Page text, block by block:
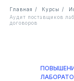
Главная / Курсы /
Аудит поставщиков
договоров